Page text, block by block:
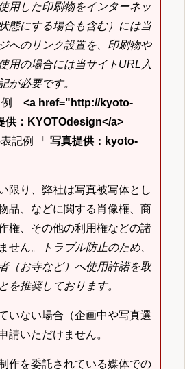
用した印刷物をインターネッ
態にする場合も含む）には当
へのリンク設置を、印刷物や
用の場合には当サイトURL入
が必要です。
例 <a href="http://kyoto-
供：KYOTOdesign</a>
記例 「 写真提供：kyoto-
限り、弊社は写真被写体とし
品、などに関する肖像権、商
権、その他の利用権などの諸
せん。
トラブル防止のため、
（お寺など）へ使用許諾を取
を推奨しております。
いない場合（企画中や写真選
請いただけません。
作を委託されている媒体での